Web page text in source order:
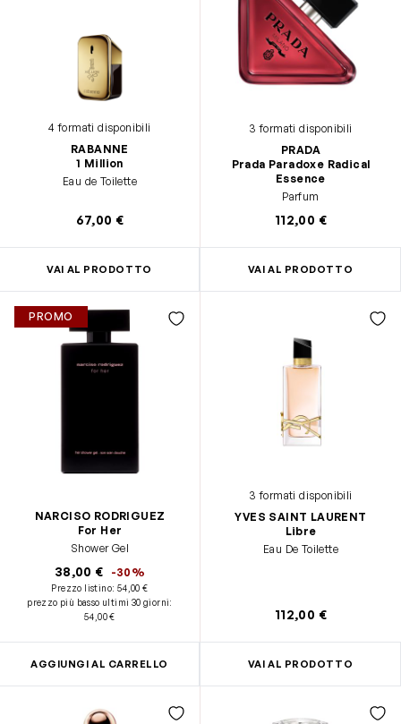
4 formati disponibili
RABANNE
1 Million
Eau de Toilette
67,00 €
VAI AL PRODOTTO
3 formati disponibili
PRADA
Prada Paradoxe Radical
Essence
Parfum
112,00 €
VAI AL PRODOTTO
PROMO
NARCISO RODRIGUEZ
For Her
Shower Gel
38,00 € -30%
Prezzo listino: 54,00 €
prezzo più basso ultimi 30 giorni:
54,00 €
AGGIUNGI AL CARRELLO
3 formati disponibili
YVES SAINT LAURENT
Libre
Eau De Toilette
112,00 €
VAI AL PRODOTTO